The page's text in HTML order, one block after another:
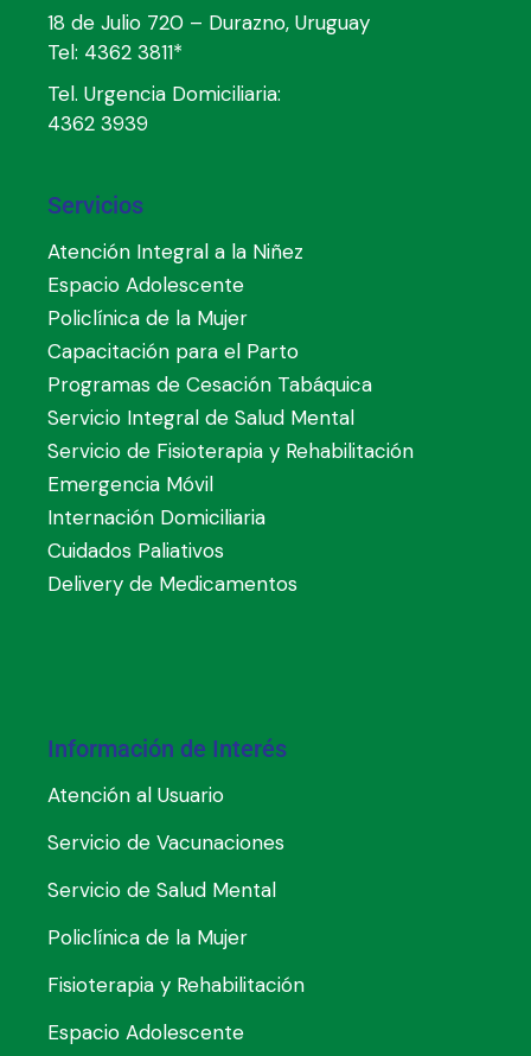
18 de Julio 720 – Durazno, Uruguay
Tel: 4362 3811*
Tel. Urgencia Domiciliaria:
4362 3939
Servicios
Atención Integral a la Niñez
Espacio Adolescente
Policlínica de la Mujer
Capacitación para el Parto
Programas de Cesación Tabáquica
Servicio Integral de Salud Mental
Servicio de Fisioterapia y Rehabilitación
Emergencia Móvil
Internación Domiciliaria
Cuidados Paliativos
Delivery de Medicamentos
Información de Interés
Atención al Usuario
Servicio de Vacunaciones
Servicio de Salud Mental
Policlínica de la Mujer
Fisioterapia y Rehabilitación
Espacio Adolescente